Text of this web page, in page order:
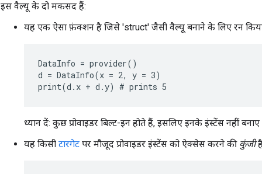
इस वैल्यू के दो मकसद हैं:
यह एक ऐसा फ़ंक्शन है जिसे 'struct' जैसी वैल्यू बनाने के लिए रन
DataInfo = provider()
d = DataInfo(x = 2, y = 3)
print(d.x + d.y) # prints 5
ध्यान दें: कुछ प्रोवाइडर बिल्ट-इन होते हैं, इसलिए इनके इंस्टेंस नहीं
यह किसी टारगेट पर मौजूद प्रोवाइडर इंस्टेंस को ऐक्सेस करने की कुंजी